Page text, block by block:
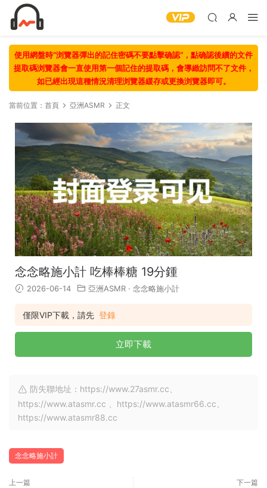
使用網盤時“浏覽器彈出的記住密碼不要點擊确認“，點确認後續的文件
提取碼浏覽器會一直使用第一個記住的提取碼，會導緻訪問不了文件，
如已經出現這種情況清理浏覽器緩存或更換浏覽器即可。
當前位置： 首頁 亞洲ASMR 正文
念念略施小計 吃棒棒糖 19分鍾
2026-06-14 亞洲ASMR · 念念略施小計
僅限VIP下載，請先 登錄
立即下載
防失聯地址：https://www.27asmr.cc、
https://www.atasmr.cc 、https://www.atasmr66.cc、
https://www.atasmr88.cc
念念略施小計
上一篇 下一篇